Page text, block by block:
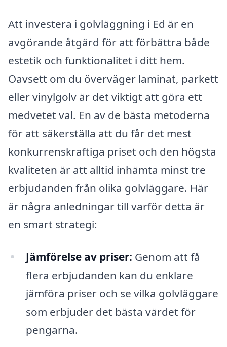
Att investera i golvläggning i Ed är en
avgörande åtgärd för att förbättra både
estetik och funktionalitet i ditt hem.
Oavsett om du överväger laminat, parkett
eller vinylgolv är det viktigt att göra ett
medvetet val. En av de bästa metoderna
för att säkerställa att du får det mest
konkurrenskraftiga priset och den högsta
kvaliteten är att alltid in­hämta minst tre
erbjudanden från olika golvläggare. Här
är några anledningar till varför detta är
en smart strategi:
Jämförelse av priser: Genom att få
flera erbjudanden kan du enklare
jämföra priser och se vilka golvläggare
som erbjuder det bästa värdet för
pengarna.